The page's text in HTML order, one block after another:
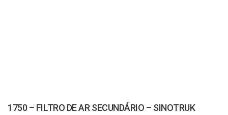
1750 – FILTRO DE AR SECUNDÁRIO – SINOTRUK